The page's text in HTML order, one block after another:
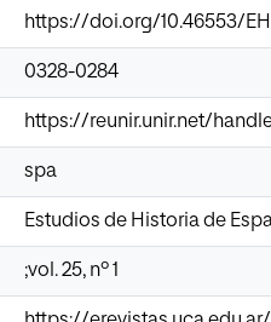
https://doi.org/10.46553/
0328-0284
https://reunir.unir.net/
spa
Estudios de Historia de
;vol. 25, nº 1